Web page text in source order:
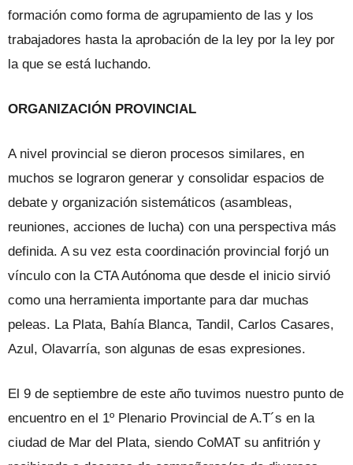
formación como forma de agrupamiento de las y los
trabajadores hasta la aprobación de la ley por la ley por
la que se está luchando.
ORGANIZACIÓN PROVINCIAL
A nivel provincial se dieron procesos similares, en
muchos se lograron generar y consolidar espacios de
debate y organización sistemáticos (asambleas,
reuniones, acciones de lucha) con una perspectiva más
definida. A su vez esta coordinación provincial forjó un
vínculo con la CTA Autónoma que desde el inicio sirvió
como una herramienta importante para dar muchas
peleas. La Plata, Bahía Blanca, Tandil, Carlos Casares,
Azul, Olavarría, son algunas de esas expresiones.
El 9 de septiembre de este año tuvimos nuestro punto de
encuentro en el 1º Plenario Provincial de A.T´s en la
ciudad de Mar del Plata, siendo CoMAT su anfitrión y